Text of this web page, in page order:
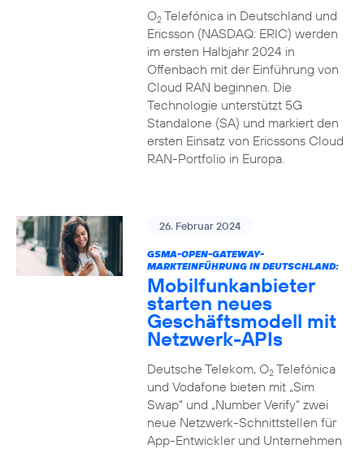
O2Telefónica in Deutschland und
Ericsson (NASDAQ: ERIC) werden
im ersten Halbjahr 2024 in
Offenbach mit der Einführung von
Cloud RAN beginnen. Die
Technologie unterstützt 5G
Standalone (SA) und markiert den
ersten Einsatz von Ericssons Cloud
RAN-Portfolio in Europa.
26. Februar 2024
GSMA-OPEN-GATEWAY-
MARKTEINFÜHRUNG IN DEUTSCHLAND:
Mobilfunkanbieter
starten neues
Geschäftsmodell mit
Netzwerk-APIs
Deutsche Telekom, O2Telefónica
und Vodafone bieten mit „Sim
Swap“ und „Number Verify“ zwei
neue Netzwerk-Schnittstellen für
App-Entwickler und Unternehmen